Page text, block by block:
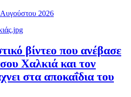
2026
βίντεο που ανέβασε
Χαλκιά και τον
στα αποκαΐδια του